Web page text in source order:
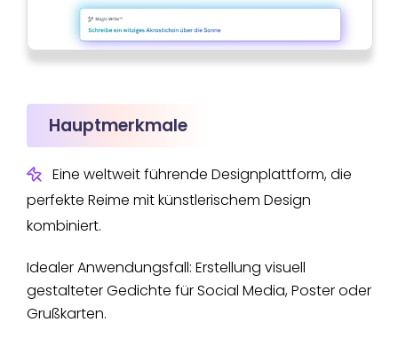
Hauptmerkmale
Eine weltweit führende Designplattform, die
perfekte Reime mit künstlerischem Design
kombiniert.
Idealer Anwendungsfall: Erstellung visuell
gestalteter Gedichte für Social Media, Poster oder
Grußkarten.